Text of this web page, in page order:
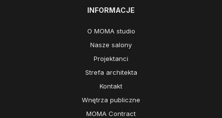
INFORMACJE
O MOMA studio
Nasze salony
Projektanci
Strefa architekta
Kontakt
Wnętrza publiczne
MOMA Contract